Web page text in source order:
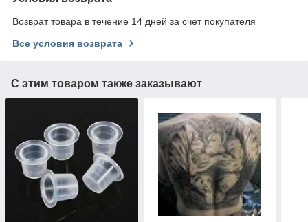
Возврат товара в течение 14 дней за счет покупателя
Все условия возврата
С этим товаром также заказывают